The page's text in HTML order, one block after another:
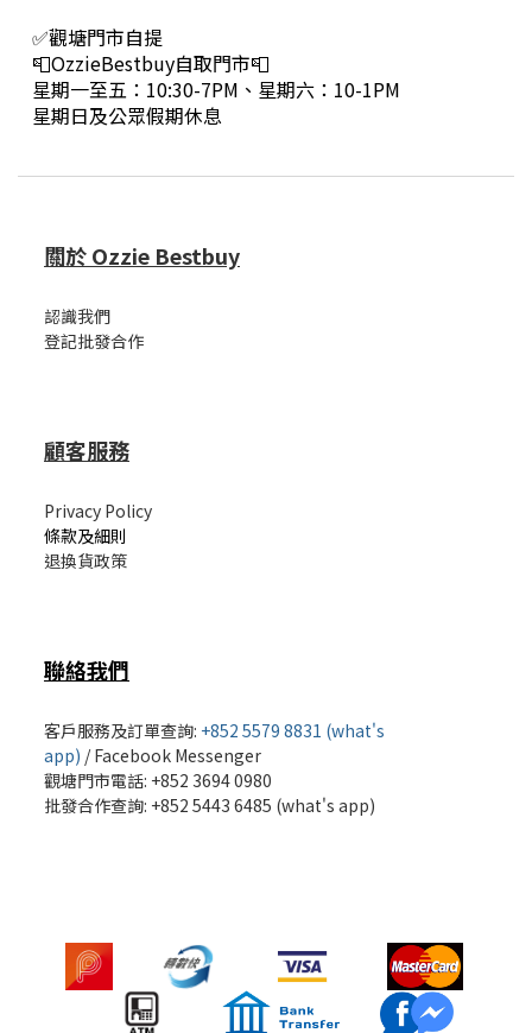
✅觀塘門市自提
📮OzzieBestbuy自取門市📮
星期一至五：10:30-7PM、星期六：10-1PM
星期日及公眾假期休息
關於 Ozzie Bestbuy
認識我們
登記批發合作
顧客服務
Privacy Policy
條款及細則
退換貨政策
聯絡我們
客戶服務及訂單查詢: +852 5579 8831 (what's
app) /Facebook Messenger
觀塘門市電話: +852 3694 0980
批發合作查詢: +852 5443 6485 (what's app)